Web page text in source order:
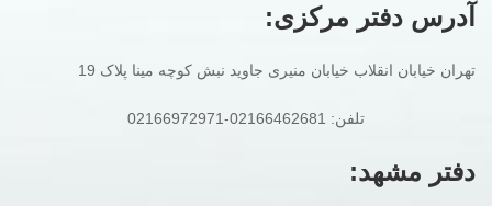
آدرس دفتر مرکزی:
تهران خیابان انقلاب خیابان منیری جاوید نبش کوچه مینا پلاک 19
تلفن: 02166462681-02166972971
دفتر مشهد: